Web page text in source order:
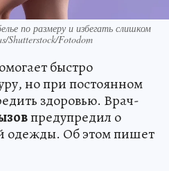
по размеру и избегать слишком
Fotodom
быстро
но при постоянном
здоровью. Врач-
предупредил о
одежды. Об этом пишет